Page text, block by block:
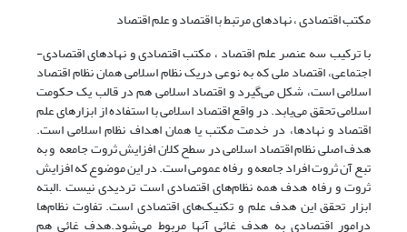
مکتب اقتصادی ، نهادهای مرتبط با اقتصاد و علم اقتصاد
با ترکیب سه عنصر علم اقتصاد ، مکتب اقتصادی و نهادهای اقتصادی-
اجتماعی، اقتصاد ملی که به نوعی دریک نظام اسلامی همان نظام اقتصاد
اسلامی است، شکل می‌گیرد و اقتصاد اسلامی هم در قالب یک حکومت
اسلامی تحقق می‌یابد. در واقع اقتصاد اسلامی با استفاده از ابزارهای علم
اقتصاد و نهادها، در خدمت مکتب یا همان اهداف نظام اسلامی است.
هدف اصلی نظام اقتصاد اسلامی در سطح کلان افزایش ثروت جامعه و به
تبع آن ثروت افراد جامعه و رفاه عمومی است. در این موضوع که افزایش
ثروت و رفاه هدف همه نظام‌های اقتصادی است تردیدی نیست .البته
ابزار تحقق این هدف علم و تکنیک‌های اقتصادی است. تفاوت نظام‌ها
درامور اقتصادی به هدف غائی آنها مربوط می‌شود.هدف غائی هم